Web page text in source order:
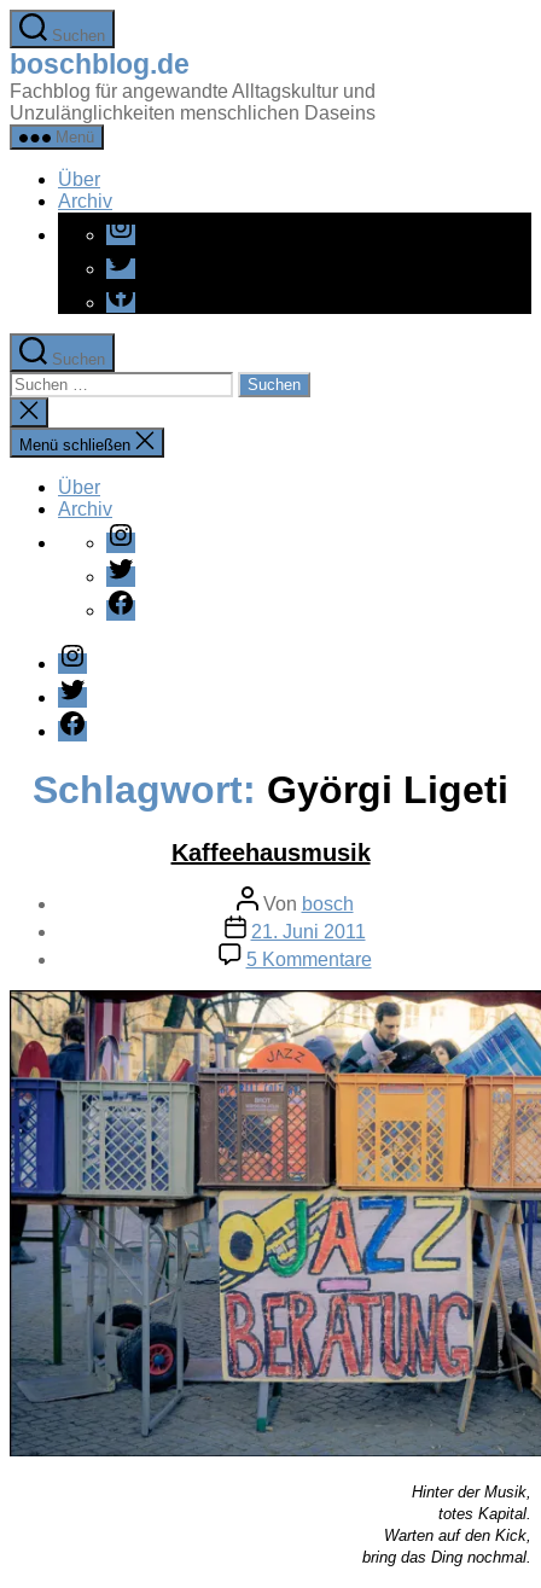
Zum
Inhalt
springen
Suchen
boschblog.de
Fachblog für angewandte Alltagskultur und
Unzulänglichkeiten menschlichen Daseins
Menü
Über
Archiv
Instagram
Twitter
Facebook
Suchen
Suchen
nach:
Suche
schließen
Menü schließen
Über
Archiv
Instagram
Twitter
Facebook
Instagram
Twitter
Facebook
Schlagwort: Györgi Ligeti
Kaffeehausmusik
Beitragsautor
Von bosch
Veröffentlichungsdatum
21. Juni 2011
5 Kommentarezu
Kaffeehausmusik
Hinter der Musik,
totes Kapital.
Warten auf den Kick,
bring das Ding nochmal.